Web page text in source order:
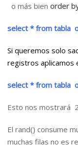
o más bien order
select * from tabla
Si queremos solo
registros aplicamos
select * from tabla
Esto nos mostrará
El rand() consume
muchas filas no es